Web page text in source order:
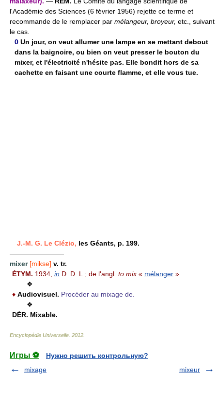
l'Académie des Sciences (6 février 1956) rejette ce terme et
recommande de le remplacer par mélangeur, broyeur, etc., suivant
le cas.
0 Un jour, on veut allumer une lampe en se mettant debout
dans la baignoire, ou bien on veut presser le bouton du
mixer, et l'électricité n'hésite pas. Elle bondit hors de sa
cachette en faisant une courte flamme, et elle vous tue.
J.-M. G. Le Clézio, les Géants, p. 199.
————————
mixer [mikse] v. tr.
ÉTYM. 1934, in D. D. L.; de l'angl. to mix « mélanger ».
❖
♦ Audiovisuel. Procéder au mixage de.
❖
DÉR. Mixable.
Encyclopédie Universelle 2012
Игры ⚽
Нужно решить контрольную?
mixage
mixeur